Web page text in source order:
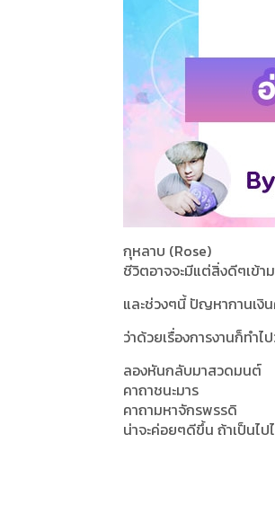
กุหลาบ (Rose)
ชีวิตอาจจะมีแต่สิ่งดีๆเข้า
และช่วงๆนี้ ปัญหากานเงิ
ว่าด้วยเรื่องการงานก็ทำ
ลองหันกลับมาสวดมนต์
คาถาชนะมาร
คาถามหาจักรพรรดิ
น่าจะค่อยๆดีขึ้น ถ้าเป็นไ